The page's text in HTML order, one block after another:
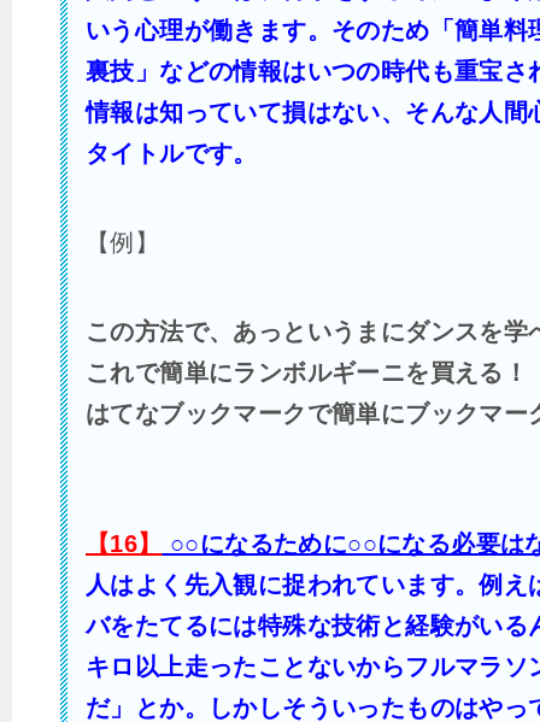
いう心理が働きます。そのため「簡単料
裏技」などの情報はいつの時代も重宝さ
情報は知っていて損はない、そんな人間
タイトルです。
【例】
この方法で、あっというまにダンスを学
これで簡単にランボルギーニを買える！
はてなブックマークで簡単にブックマ
【16】
○○になるために○○になる必要は
人はよく先入観に捉われています。例え
バをたてるには特殊な技術と経験がいる
キロ以上走ったことないからフルマラソ
だ」とか。しかしそういったものはやっ